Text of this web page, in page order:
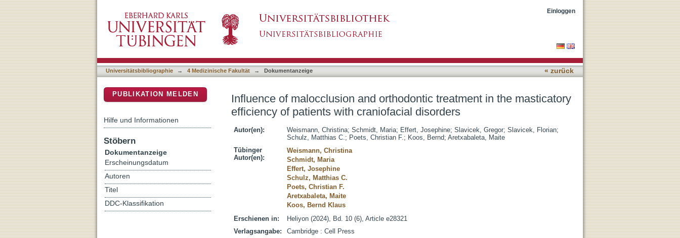
Influence of malocclusion and orthodontic treatment in the masticatory efficiency of patients with
craniofacial disorders
Einloggen
Universitätsbibliographie → 4 Medizinische Fakultät → Dokumentanzeige « zurück
Influence of malocclusion and orthodontic treatment in the masticatory
efficiency of patients with craniofacial disorders
Autor(en): Weismann, Christina; Schmidt, Maria; Effert, Josephine; Slavicek, Gregor; Slavicek, Florian;
Schulz, Matthias C.; Poets, Christian F.; Koos, Bernd; Aretxabaleta, Maite
Tübinger
Autor(en):
Weismann, Christina
Schmidt, Maria
Effert, Josephine
Schulz, Matthias C.
Poets, Christian F.
Aretxabaleta, Maite
Koos, Bernd Klaus
Erschienen in:
Heliyon (2024), Bd. 10 (6), Article e28321
Verlagsangabe:
Cambridge : Cell Press
PUBLIKATION MELDEN
Hilfe und Informationen
Stöbern
Dokumentanzeige
Erscheinungsdatum
Autoren
Titel
DDC-Klassifikation